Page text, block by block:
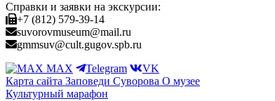
Справки и заявки на экскурсии:
+7 (812) 579-39-14
suvorovmuseum@mail.ru
gmmsuv@cult.gugov.spb.ru
MAX
Telegram
VK
Карта сайта Заповеди Cуворова О музее
Культурный марафон